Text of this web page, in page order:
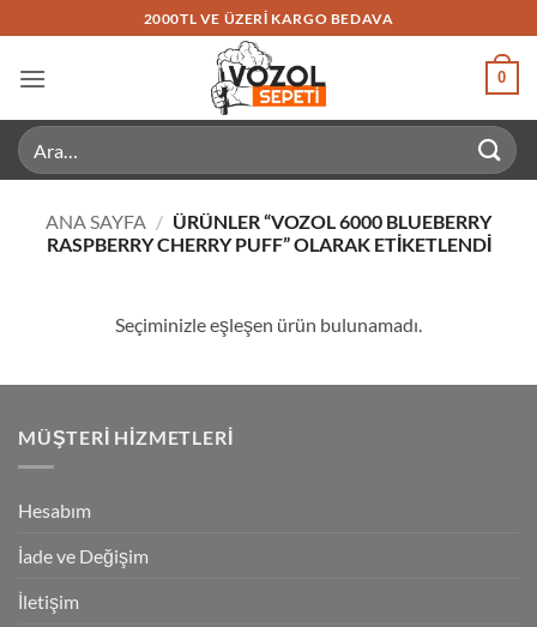
atla
2000TL VE ÜZERI KARGO BEDAVA
0
Ara:
ANA SAYFA / ÜRÜNLER “VOZOL 6000 BLUEBERRY
RASPBERRY CHERRY PUFF” OLARAK ETIKETLENDI
Seçiminizle eşleşen ürün bulunamadı.
MÜŞTERI HIZMETLERI
Hesabım
İade ve Değişim
İletişim